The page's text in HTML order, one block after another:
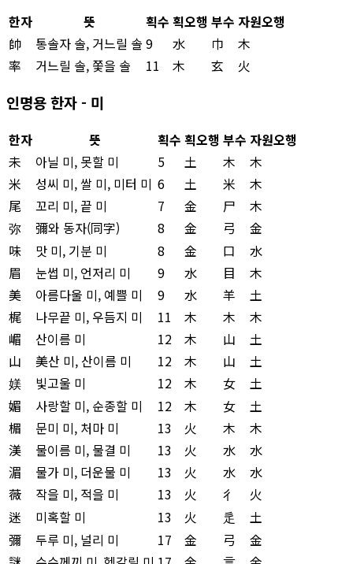
한자 뜻 획수 획오행 부수 자원오행
帥
통솔자 솔, 거느릴 솔 9 水 巾
木
率
거느릴 솔, 쫓을 솔 11 木 玄 火
인명용 한자 - 미
한자 뜻 획수 획오행 부수 자원오행
未
아닐 미, 못할 미 5 土 木
木
米
성씨 미, 쌀 미, 미터 미 6 土 米
木
尾
꼬리 미, 끝 미 7 金 尸
木
弥
彌와 동자(同字) 8 金 弓
金
味
맛 미, 기분 미 8 金 口
水
眉
눈썹 미, 언저리 미 9 水 目
木
美
아름다울 미, 예쁠 미 9 水 羊
土
梶
나무끝 미, 우듬지 미 11 木 木
木
嵋
산이름 미 12 木 山
土
山
美산 미, 산이름 미 12 木 山
土
媄
빛고울 미 12 木 女
土
媚
사랑할 미, 순종할 미 12 木 女
土
楣
문미 미, 처마 미 13 火 木
木
渼
물이름 미, 물결 미 13 火 水
水
湄
물가 미, 더운물 미 13 火 水
水
薇
작을 미, 적을 미 13 火 彳
火
迷
미혹할 미 13 火 辵
土
彌
두루 미, 널리 미 17 金 弓
金